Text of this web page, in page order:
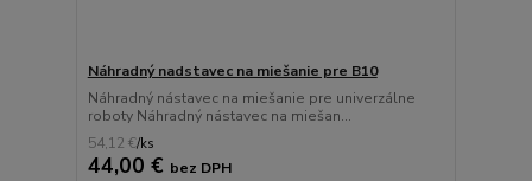
Náhradný nadstavec na miešanie pre B10
Náhradný nástavec na miešanie pre univerzálne
roboty Náhradný nástavec na miešan...
54,12 €/ks
44,00 € bez DPH